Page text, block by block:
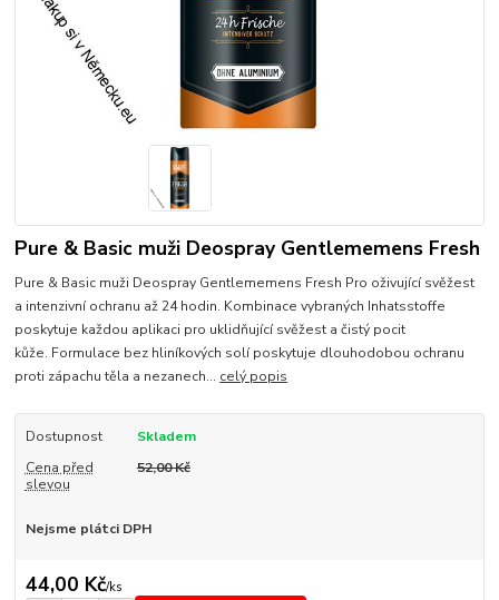
Pure & Basic muži Deospray Gentlememens Fresh
Pure & Basic muži Deospray Gentlememens Fresh Pro oživující svěžest
a intenzivní ochranu až 24 hodin. Kombinace vybraných Inhatsstoffe
poskytuje každou aplikaci pro uklidňující svěžest a čistý pocit
kůže. Formulace bez hliníkových solí poskytuje dlouhodobou ochranu
proti zápachu těla a nezanech... celý popis
Dostupnost
Skladem
Cena před
slevou
52,00 Kč
Nejsme plátci DPH
44,00 Kč/ks